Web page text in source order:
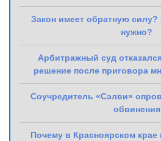
Закон имеет обратную силу?
нужно?
Арбитражный суд
решение после приговора
Соучредитель «Сэлви»
обвинения
Почему в Красноярском крае